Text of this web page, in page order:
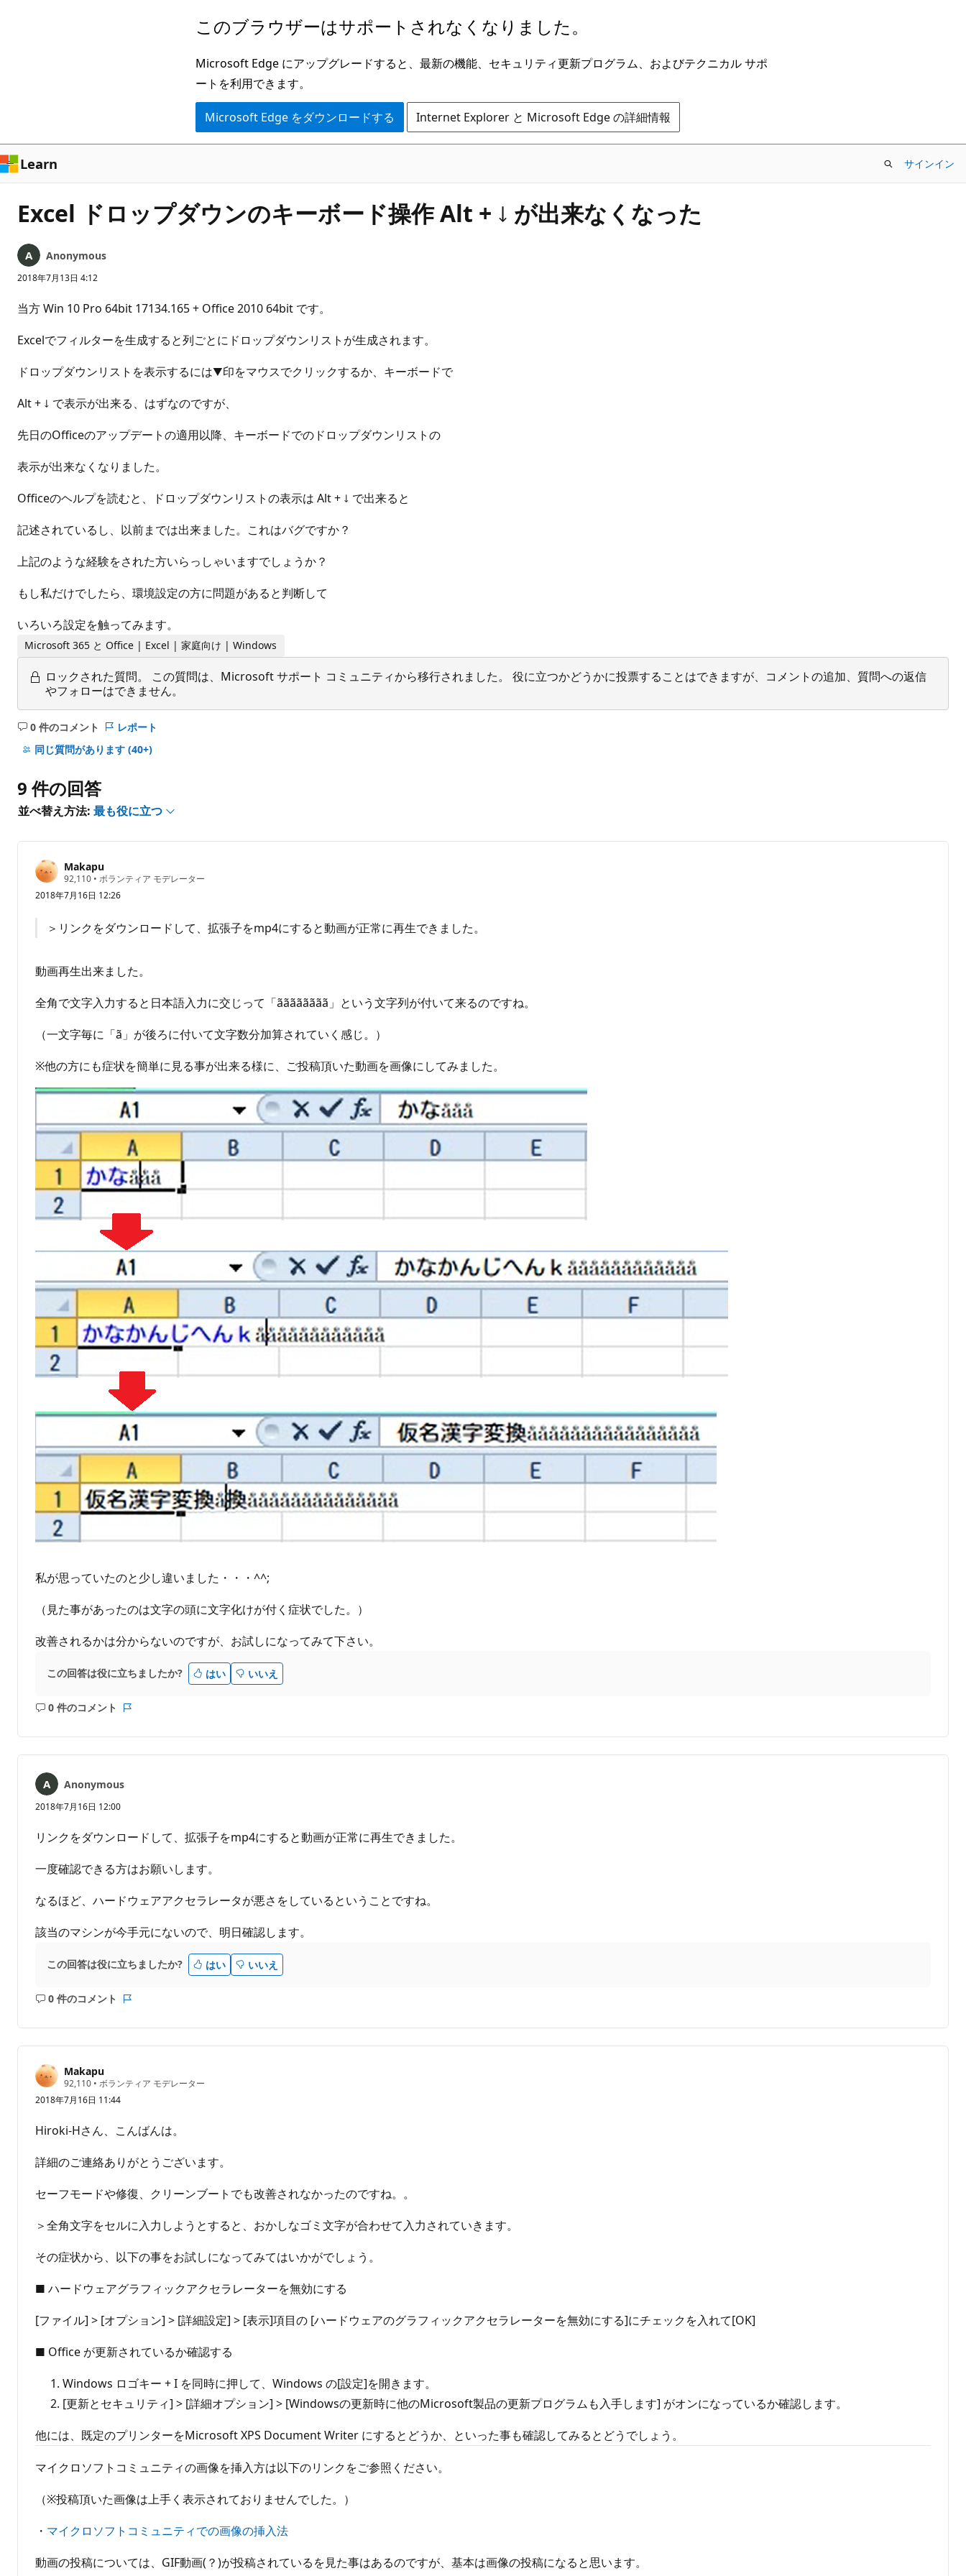
ン
ツ
に
ス
キ
ッ
プ
このブラウザーはサポートされなくなりました。
Microsoft Edge にアップグレードすると、最新の機能、セキュリティ更新プログラム、およびテクニカル サポ
ートを利用できます。
Microsoft Edge をダウンロードする Internet Explorer と Microsoft Edge の詳細情報
Learn サインイン
Excel ドロップダウンのキーボード操作 Alt + ↓ が出来なくなった
Anonymous
2018年7月13日 4:12
当方 Win 10 Pro 64bit 17134.165 + Office 2010 64bit です。
Excelでフィルターを生成すると列ごとにドロップダウンリストが生成されます。
ドロップダウンリストを表示するには▼印をマウスでクリックするか、キーボードで
Alt + ↓ で表示が出来る、はずなのですが、
先日のOfficeのアップデートの適用以降、キーボードでのドロップダウンリストの
表示が出来なくなりました。
Officeのヘルプを読むと、ドロップダウンリストの表示は Alt + ↓ で出来ると
記述されているし、以前までは出来ました。これはバグですか？
上記のような経験をされた方いらっしゃいますでしょうか？
もし私だけでしたら、環境設定の方に問題があると判断して
いろいろ設定を触ってみます。
Microsoft 365 と Office | Excel | 家庭向け | Windows
ロックされた質問。
この質問は、Microsoft サポート コミュニティから移行されました。 役に立つかどうかに投票することはできますが、コメントの追加、質問への返信
やフォローはできません。
0 件のコメント
コ
メ
は
あ
ま
ん
レポート
同じ質問があります (40+)
9 件の回答
並べ替え方法: 最も役に立つ
Makapu
92,110 評
価
の
イ
ン
• ボランティア モデレーター
2018年7月16日 12:26
＞リンクをダウンロードして、拡張子をmp4にすると動画が正常に再生できました。
動画再生出来ました。
全角で文字入力すると日本語入力に交じって「ãããããããã」という文字列が付いて来るのですね。
（一文字毎に「ã」が後ろに付いて文字数分加算されていく感じ。）
※他の方にも症状を簡単に見る事が出来る様に、ご投稿頂いた動画を画像にしてみました。
私が思っていたのと少し違いました・・・^^;
（見た事があったのは文字の頭に文字化けが付く症状でした。）
改善されるかは分からないのですが、お試しになってみて下さい。
この回答は役に立ちましたか? はい いいえ
0 件のコメント
コ
ト
あ
り
せ
ト
Anonymous
2018年7月16日 12:00
リンクをダウンロードして、拡張子をmp4にすると動画が正常に再生できました。
一度確認できる方はお願いします。
なるほど、ハードウェアアクセラレータが悪さをしているということですね。
該当のマシンが今手元にないので、明日確認します。
この回答は役に立ちましたか? はい いいえ
0 件のコメント
コ
ト
は
あ
り
せ
ト
Makapu
92,110 評
価
の
イ
ン
• ボランティア モデレーター
2018年7月16日 11:44
Hiroki-Hさん、こんばんは。
詳細のご連絡ありがとうございます。
セーフモードや修復、クリーンブートでも改善されなかったのですね。。
＞全角文字をセルに入力しようとすると、おかしなゴミ文字が合わせて入力されていきます。
その症状から、以下の事をお試しになってみてはいかがでしょう。
■ ハードウェアグラフィックアクセラレーターを無効にする
[ファイル] > [オプション] > [詳細設定] > [表示]項目の [ハードウェアのグラフィックアクセラレーターを無効にする]にチェックを入れて[OK]
■ Office が更新されているか確認する
Windows ロゴキー + I を同時に押して、Windows の[設定]を開きます。
[更新とセキュリティ] > [詳細オプション] > [Windowsの更新時に他のMicrosoft製品の更新プログラムも入手します] がオンになっているか確認します。
他には、既定のプリンターをMicrosoft XPS Document Writer にするとどうか、といった事も確認してみるとどうでしょう。
マイクロソフトコミュニティの画像を挿入方は以下のリンクをご参照ください。
（※投稿頂いた画像は上手く表示されておりませんでした。）
・ マイクロソフトコミュニティでの画像の挿入法
動画の投稿については、GIF動画(？)が投稿されているを見た事はあるのですが、基本は画像の投稿になると思います。